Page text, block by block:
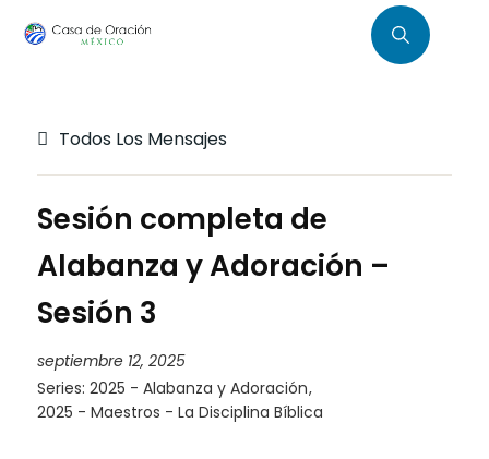
Todos Los Mensajes
Sesión completa de
Alabanza y Adoración –
Sesión 3
septiembre 12, 2025
Series: 2025 - Alabanza y Adoración,
2025 - Maestros - La Disciplina Bíblica